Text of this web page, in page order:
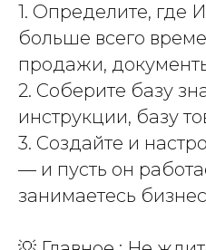
1. Определите, где
больше всего
продажи,
2. Соберите базу
инструкции, базу
3. Создайте и
— и пусть он
занимаетесь